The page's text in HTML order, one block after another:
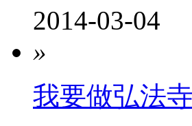
2014-03-04
»
我要做弘法